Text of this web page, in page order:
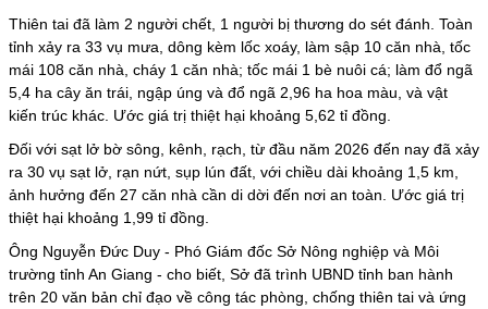
Thiên tai đã làm 2 người chết, 1 người bị thương do sét đánh. Toàn
tỉnh xảy ra 33 vụ mưa, dông kèm lốc xoáy, làm sập 10 căn nhà, tốc
mái 108 căn nhà, cháy 1 căn nhà; tốc mái 1 bè nuôi cá; làm đổ ngã
5,4 ha cây ăn trái, ngập úng và đổ ngã 2,96 ha hoa màu, và vật
kiến trúc khác. Ước giá trị thiệt hại khoảng 5,62 tỉ đồng.
Đối với sạt lở bờ sông, kênh, rạch, từ đầu năm 2026 đến nay đã xảy
ra 30 vụ sạt lở, rạn nứt, sụp lún đất, với chiều dài khoảng 1,5 km,
ảnh hưởng đến 27 căn nhà cần di dời đến nơi an toàn. Ước giá trị
thiệt hại khoảng 1,99 tỉ đồng.
Ông Nguyễn Đức Duy - Phó Giám đốc Sở Nông nghiệp và Môi
trường tỉnh An Giang - cho biết, Sở đã trình UBND tỉnh ban hành
trên 20 văn bản chỉ đạo về công tác phòng, chống thiên tai và ứng